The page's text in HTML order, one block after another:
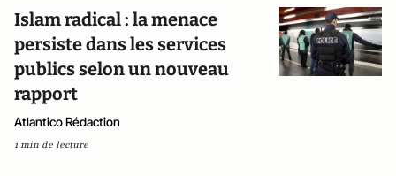
Islam radical : la menace
persiste dans les services
publics selon un nouveau
rapport
Atlantico Rédaction
1 min de lecture